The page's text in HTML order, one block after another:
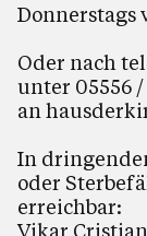
Donnerstags
Oder nach
unter 05556
an
In
oder
erreichbar:
Vikar